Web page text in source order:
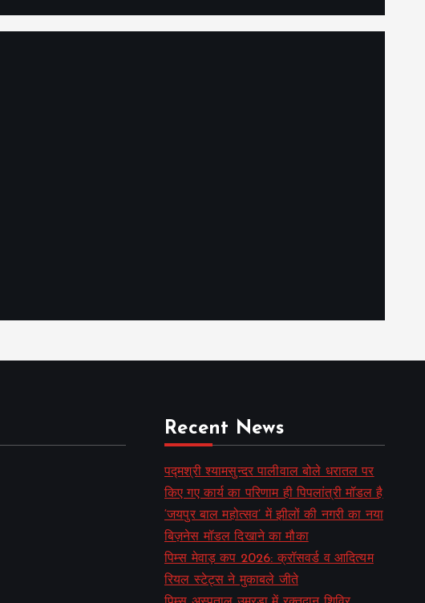
Recent News
पद्मश्री श्यामसुन्दर पालीवाल बोले धरातल पर
किए गए कार्य का परिणाम ही पिपलांत्री मॉडल है
‘जयपुर बाल महोत्सव’ में झीलों की नगरी का नया
बिज़नेस मॉडल दिखाने का मौका
पिम्स मेवाड़ कप 2026: क्रॉसवर्ड व आदित्यम
रियल स्टेट्स ने मुकाबले जीते